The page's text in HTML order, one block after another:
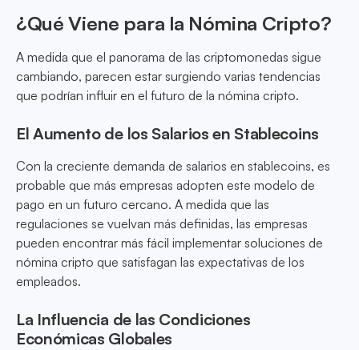
¿Qué Viene para la Nómina Cripto?
A medida que el panorama de las criptomonedas sigue
cambiando, parecen estar surgiendo varias tendencias
que podrían influir en el futuro de la nómina cripto.
El Aumento de los Salarios en Stablecoins
Con la creciente demanda de salarios en stablecoins, es
probable que más empresas adopten este modelo de
pago en un futuro cercano. A medida que las
regulaciones se vuelvan más definidas, las empresas
pueden encontrar más fácil implementar soluciones de
nómina cripto que satisfagan las expectativas de los
empleados.
La Influencia de las Condiciones
Económicas Globales